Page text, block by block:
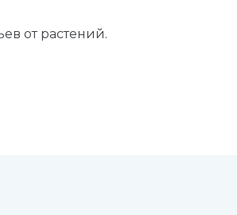
от растений.